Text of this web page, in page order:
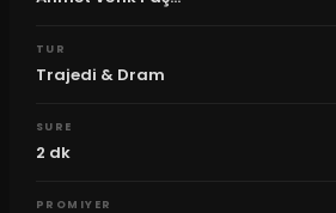
TUR
Trajedi & Dram
SURE
2 dk
PROMIYER